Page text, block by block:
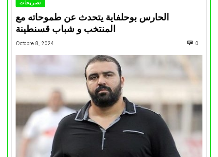
تصريحات
الحارس بوحلفاية يتحدث عن طموحاته مع
المنتخب و شباب قسنطينة
Octobre 8, 2024 0